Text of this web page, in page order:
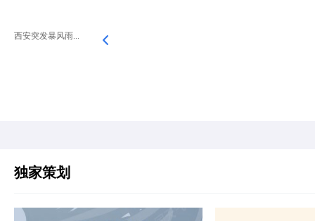
西安突发暴风雨...
独家策划